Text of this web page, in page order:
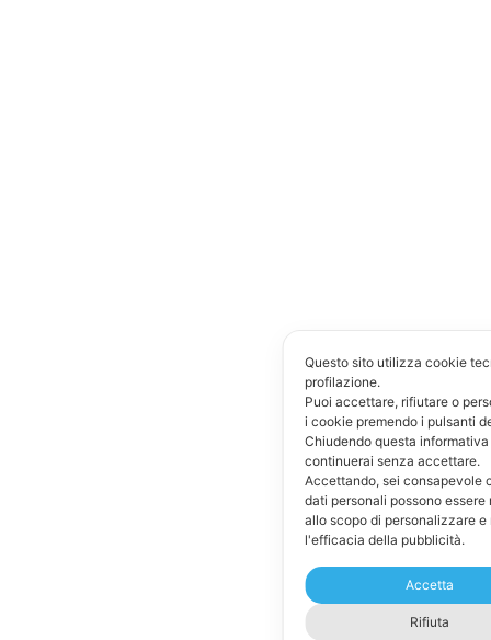
Questo sito utilizza cookie
profilazione.
Puoi accettare, rifiutare o
i cookie premendo i pulsanti
Chiudendo questa informativa
continuerai senza accettare.
Accettando, sei consapevole
dati personali possono essere
allo scopo di personalizzare e
l'efficacia della pubblicità.
Accetta
Rifiuta